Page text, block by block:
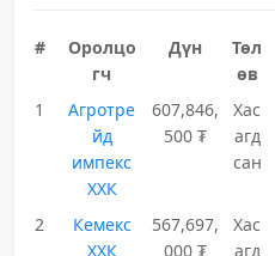
#
Оролцо
гч
Дүн
Төл
өв
1
Агротре
йд
импекс
ХХК
607,846,
500 ₮
Хас
агд
сан
2
Кемекс
ХХК
567,697,
000 ₮
Хас
агд